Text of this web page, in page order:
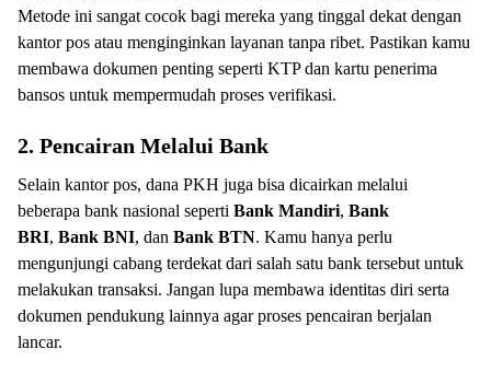
Metode ini sangat cocok bagi mereka yang tinggal dekat dengan
kantor pos atau menginginkan layanan tanpa ribet. Pastikan kamu
membawa dokumen penting seperti KTP dan kartu penerima
bansos untuk mempermudah proses verifikasi.
2. Pencairan Melalui Bank
Selain kantor pos, dana PKH juga bisa dicairkan melalui
beberapa bank nasional seperti Bank Mandiri, Bank
BRI, Bank BNI, dan Bank BTN. Kamu hanya perlu
mengunjungi cabang terdekat dari salah satu bank tersebut untuk
melakukan transaksi. Jangan lupa membawa identitas diri serta
dokumen pendukung lainnya agar proses pencairan berjalan
lancar.